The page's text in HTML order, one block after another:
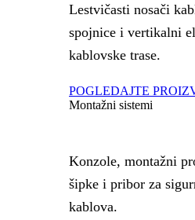
Lestvičasti nosači
spojnice i vertikalni
kablovske trase.
POGLEDAJTE
Montažni sistemi
Konzole, montažni
šipke i pribor za
kablova.